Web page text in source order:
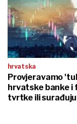
hrvatska
Provjeravamo
hrvatske banke i
tvrtke ili surađuju